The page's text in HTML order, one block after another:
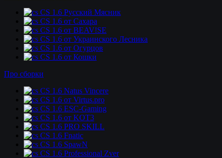
CS 1.6 Русский Мясник
CS 1.6 от Сахара
CS 1.6 от BEAV!SE
CS 1.6 от Украинского Лесника
CS 1.6 от Огурцов
CS 1.6 от Кошки
Про сборки
CS 1.6 Natus Vincere
CS 1.6 от Virtus.pro
CS 1.6 ESC-Gaming
CS 1.6 от KOT3
CS 1.6 PRO SKILL
CS 1.6 Fnatic
CS 1.6 SpawN
CS 1.6 Professional Zver